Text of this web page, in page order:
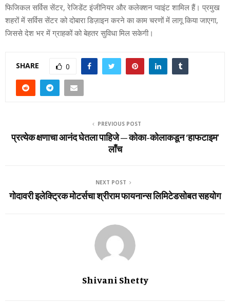
फिजिकल सर्विस सेंटर, रेजिडेंट इंजीनियर और कलेक्शन प्वाइंट शामिल हैं। प्रमुख
शहरों में सर्विस सेंटर को दोबारा डिज़ाइन करने का काम चरणों में लागू किया जाएगा,
जिससे देश भर में ग्राहकों को बेहतर सुविधा मिल सकेगी।
SHARE 0
PREVIOUS POST
प्रत्‍येक क्षणाचा आनंद घेतला पाहिजे – कोका-कोलाकडून ‘हाफटाइम’
लाँच
NEXT POST
गोदावरी इलेक्ट्रिक मोटर्सचा श्रीराम फायनान्‍स लिमिटेडसोबत सहयोग
Shivani Shetty